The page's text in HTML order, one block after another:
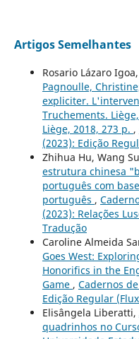
Artigos Semelhantes
Rosario Lázaro Igoa,
Pagnoulle,
expliciter.
Truchements.
Liège, 2018, 273 p. ,
(2023): Edição
Zhihua Hu, Wang
estrutura chinesa
português com
português ,
(2023): Relações
Tradução
Caroline Almeida
Goes West:
Honorifics in the
Game , Cadernos
Edição Regular
Elisângela Liberatti,
quadrinhos no